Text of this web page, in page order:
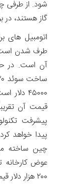
شود. از طرفی
گاز هستند، در
اتومبیل های
طرف شدن است.
آن است. در
۴۵۰۰۰
قیمت آن
پیشرفت
پیدا خواهد
عوض کارخانه
۲۰۰ هزار دلار قیمت دارد.